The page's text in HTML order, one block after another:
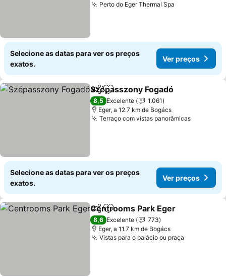
Perto do Eger Thermal Spa
Selecione as datas para ver os preços
exatos.
Ver preços
PartilharAdicionar aos favoritos
Szépasszony Fogadó
8,5 Excelente
1.061
Eger, a 12.7 km de Bogács
Terraço com vistas panorâmicas
Selecione as datas para ver os preços
exatos.
Ver preços
PartilharAdicionar aos favoritos
Centrooms Park Eger
8,6 Excelente
773
Eger, a 11.7 km de Bogács
Vistas para o palácio ou praça